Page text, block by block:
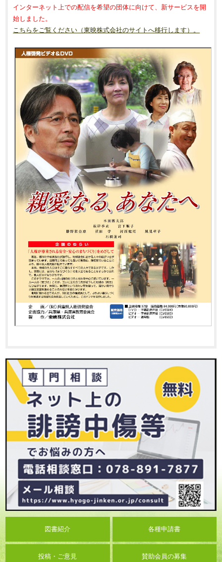
インターネット上での配信を希望の団体に向けて、新サービスを開
始しました。
こちらをご覧ください（東映株式会社のサイトへ移行します）。
図書紹介 各種申請書
投稿・ご意見 賛助会員の募集